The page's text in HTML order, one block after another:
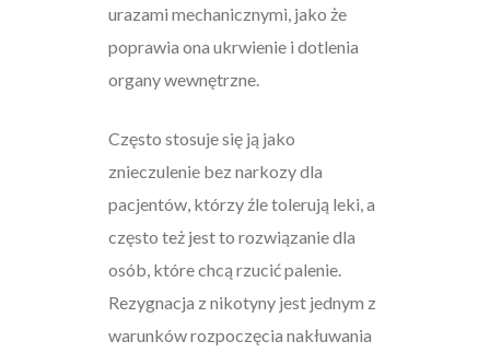
urazami mechanicznymi, jako że
poprawia ona ukrwienie i dotlenia
organy wewnętrzne.
Często stosuje się ją jako
znieczulenie bez narkozy dla
pacjentów, którzy źle tolerują leki, a
często też jest to rozwiązanie dla
osób, które chcą rzucić palenie.
Rezygnacja z nikotyny jest jednym z
warunków rozpoczęcia nakłuwania